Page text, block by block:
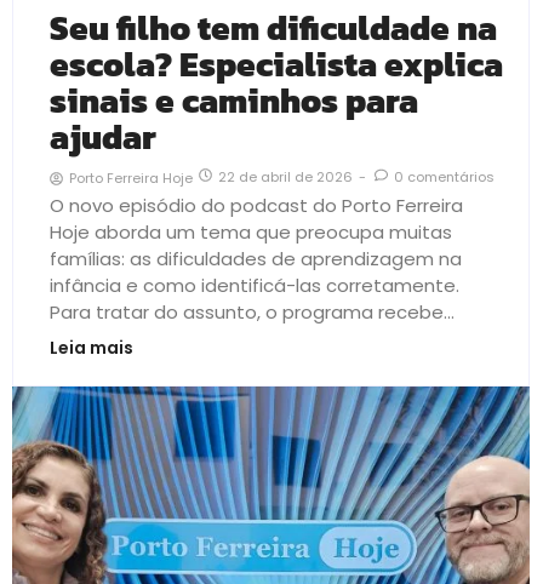
Seu filho tem dificuldade na
escola? Especialista explica
sinais e caminhos para
ajudar
Porto Ferreira Hoje 22 de abril de 2026 - 0 comentários
O novo episódio do podcast do Porto Ferreira
Hoje aborda um tema que preocupa muitas
famílias: as dificuldades de aprendizagem na
infância e como identificá-las corretamente.
Para tratar do assunto, o programa recebe...
Leia mais